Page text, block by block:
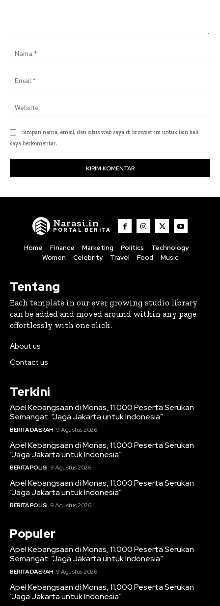
Simpan nama, email, dan situs web saya di browser ini untuk lain kali
saya berkomentar.
Narasi.in
PORTAL BERITA
Home Finance Marketing Politics
Technology
Women
Celebrity Travel Food Music
Tentang
Each template in our ever growing studio library
can be added and moved around within any page
effortlessly with one click.
About us
Contact us
Terkini
Apel Kebangsaan di Monas, 11.000 Peserta Serukan
Semangat “Jaga Jakarta untuk Indonesia”
BERITA DAERAH 9 Agustus 2026
Apel Kebangsaan di Monas, 11.000 Peserta Serukan
“Jaga Jakarta untuk Indonesia”
BERITA POLISI 9 Agustus 2026
Apel Kebangsaan di Monas, 11.000 Peserta Serukan
“Jaga Jakarta untuk Indonesia”
BERITA POLISI 9 Agustus 2026
Populer
Apel Kebangsaan di Monas, 11.000 Peserta Serukan
Semangat “Jaga Jakarta untuk Indonesia”
BERITA DAERAH 9 Agustus 2026
Apel Kebangsaan di Monas, 11.000 Peserta Serukan
“Jaga Jakarta untuk Indonesia”